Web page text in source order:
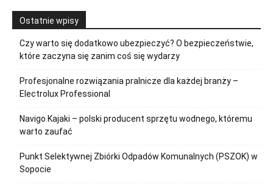
Ostatnie wpisy
Czy warto się dodatkowo ubezpieczyć? O bezpieczeństwie,
które zaczyna się zanim coś się wydarzy
Profesjonalne rozwiązania pralnicze dla każdej branży –
Electrolux Professional
Navigo Kajaki – polski producent sprzętu wodnego, któremu
warto zaufać
Punkt Selektywnej Zbiórki Odpadów Komunalnych (PSZOK) w
Sopocie